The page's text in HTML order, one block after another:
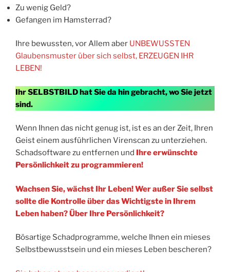
Zu wenig Geld?
Gefangen im Hamsterrad?
Ihre bewussten, vor Allem aber UNBEWUSSTEN
Glaubensmuster über sich selbst, ERZEUGEN IHR
LEBEN!
Ihr SELBSTBILD hat Sie da hin gebracht, wo Sie jetzt
sind.
Wenn Ihnen das nicht genug ist, ist es an der Zeit, Ihren
Geist einem ausführlichen Virenscan zu unterziehen.
Schadsoftware zu entfernen und Ihre erwünschte
Persönlichkeit zu programmieren!
Wachsen Sie, wächst Ihr Leben! Wer außer Sie selbst
sollte die Kontrolle über das Wichtigste in Ihrem
Leben haben? Über Ihre Persönlichkeit?
Bösartige Schadprogramme, welche Ihnen ein mieses
Selbstbewusstsein und ein mieses Leben bescheren?